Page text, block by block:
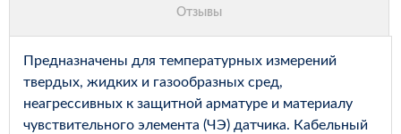
Предназначены для температурных измерений
твердых, жидких и газообразных сред,
неагрессивных к защитной арматуре и материалу
чувствительного элемента (ЧЭ) датчика. Кабельный